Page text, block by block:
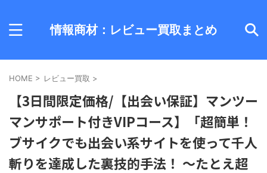
情報商材：レビュー買取まとめ
HOME > レビュー買取 >
【3日間限定価格/【出会い保証】マンツー
マンサポート付きVIPコース】「超簡単！
ブサイクでも出会い系サイトを使って千人
斬りを達成した裏技的手法！ ～たとえ超